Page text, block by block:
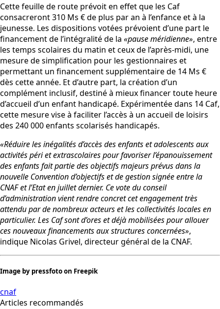
Cette feuille de route prévoit en effet que les Caf
consacreront 310 Ms € de plus par an à l’enfance et à la
jeunesse. Les dispositions votées prévoient d’une part le
financement de l’intégralité de la «pause méridienne», entre
les temps scolaires du matin et ceux de l’après-midi, une
mesure de simplification pour les gestionnaires et
permettant un financement supplémentaire de 14 Ms €
dès cette année. Et d’autre part, la création d’un
complément inclusif, destiné à mieux financer toute heure
d’accueil d’un enfant handicapé. Expérimentée dans 14 Caf,
cette mesure vise à faciliter l’accès à un accueil de loisirs
des 240 000 enfants scolarisés handicapés.
«Réduire les inégalités d’accès des enfants et adolescents aux
activités péri et extrascolaires pour favoriser l’épanouissement
des enfants fait partie des objectifs majeurs prévus dans la
nouvelle Convention d’objectifs et de gestion signée entre la
CNAF et l’Etat en juillet dernier. Ce vote du conseil
d’administration vient rendre concret cet engagement très
attendu par de nombreux acteurs et les collectivités locales en
particulier. Les Caf sont d’ores et déjà mobilisées pour allouer
ces nouveaux financements aux structures concernées»,
indique Nicolas Grivel, directeur général de la CNAF.
Image by pressfoto on Freepik
cnaf
Articles recommandés